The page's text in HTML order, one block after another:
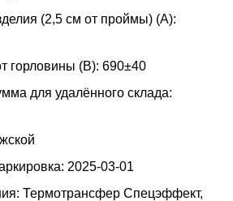
(2,5 см от проймы) (A):
горловины (B): 690±40
для удалённого склада:
2025-03-01
Термотрансфер Спецэффект,